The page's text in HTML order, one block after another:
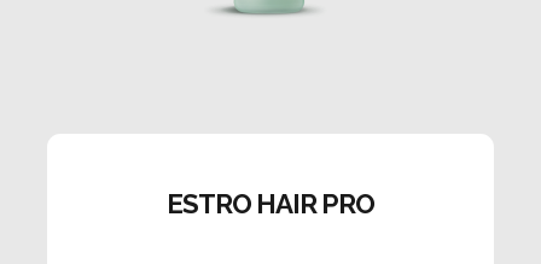
ESTRO HAIR PRO